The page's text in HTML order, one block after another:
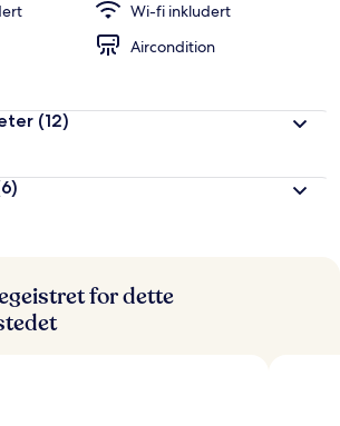
Wi-fi inkludert
Aircondition
(12)
for dette